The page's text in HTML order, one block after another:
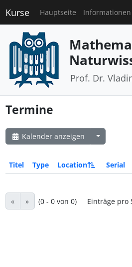
Kurse Hauptseite Informationen
Prof. Dr.
Termine
Kalender anzeigen
Titel Type Location Serial
« » (0 - 0 von 0) Einträge pro